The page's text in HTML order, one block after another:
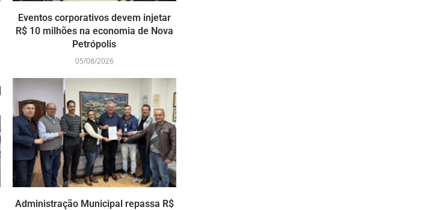
Eventos corporativos devem injetar
R$ 10 milhões na economia de Nova
Petrópolis
05/08/2026
Administração Municipal repassa R$